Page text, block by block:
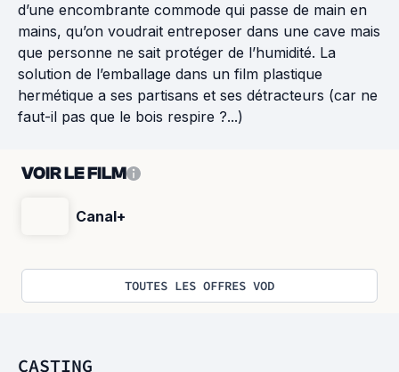
d’une encombrante commode qui passe de main en
mains, qu’on voudrait entreposer dans une cave mais
que personne ne sait protéger de l’humidité. La
solution de l’emballage dans un film plastique
hermétique a ses partisans et ses détracteurs (car ne
faut-il pas que le bois respire ?...)
VOIR LE FILM
Canal+
TOUTES LES OFFRES VOD
CASTING